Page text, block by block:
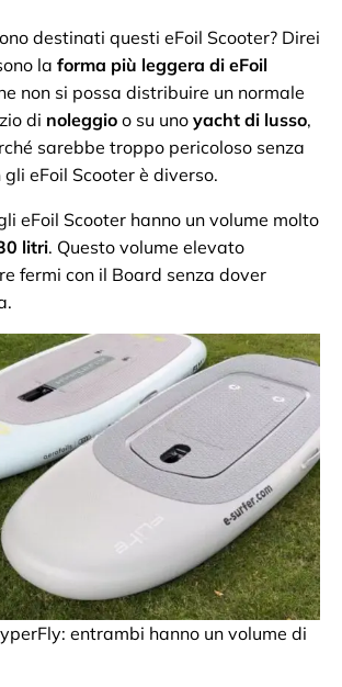
destinati questi eFoil Scooter? Direi
la forma più leggera di eFoil
non si possa distribuire un normale
di noleggio o su uno yacht di lusso,
sarebbe troppo pericoloso senza
eFoil Scooter è diverso.
eFoil Scooter hanno un volume molto
litri. Questo volume elevato
fermi con il Board senza dover
entrambi hanno un volume di